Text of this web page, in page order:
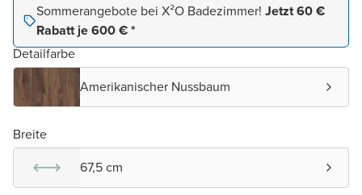
Sommerangebote bei X²O Badezimmer! Jetzt 60 €
Rabatt je 600 € *
Detailfarbe
Amerikanischer Nussbaum
Breite
67,5 cm